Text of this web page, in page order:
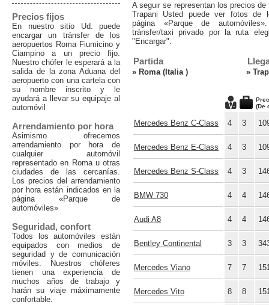
A seguir se representan los precios
Trapani Usted puede ver fotos de
página «Parque de
tránsfer/taxi privado por la ruta
"Encargar".
Partida
» Roma (Italia ) »
(De
Mercedes Benz C-Class 4 3
Mercedes Benz E-Class 4 3
Mercedes Benz S-Class 4 3
BMW 730 4 4
Audi A8 4 4
Bentley Continental 3 3
Mercedes Viano 7 7
Mercedes Vito 8 8
Precios fijos
En nuestro sitio Ud. puede
encargar un tránsfer de los
aeropuertos Roma Fiumicino y
Ciampino a un precio fijo.
Nuestro chófer le esperará a la
salida de la zona Aduana del
aeropuerto con una cartela con
su nombre inscrito y le
ayudará a llevar su equipaje al
automóvil
Arrendamiento por hora
Asimismo ofrecemos
arrendamiento por hora de
cualquier automóvil
representado en Roma u otras
ciudades de las cercanías.
Los precios del arrendamiento
por hora están indicados en la
página «Parque de
automóviles»
Seguridad, confort
Todos los automóviles están
equipados con medios de
seguridad y de comunicación
móviles. Nuestros chóferes
tienen una experiencia de
muchos años de trabajo y
harán su viaje máximamente
confortable.